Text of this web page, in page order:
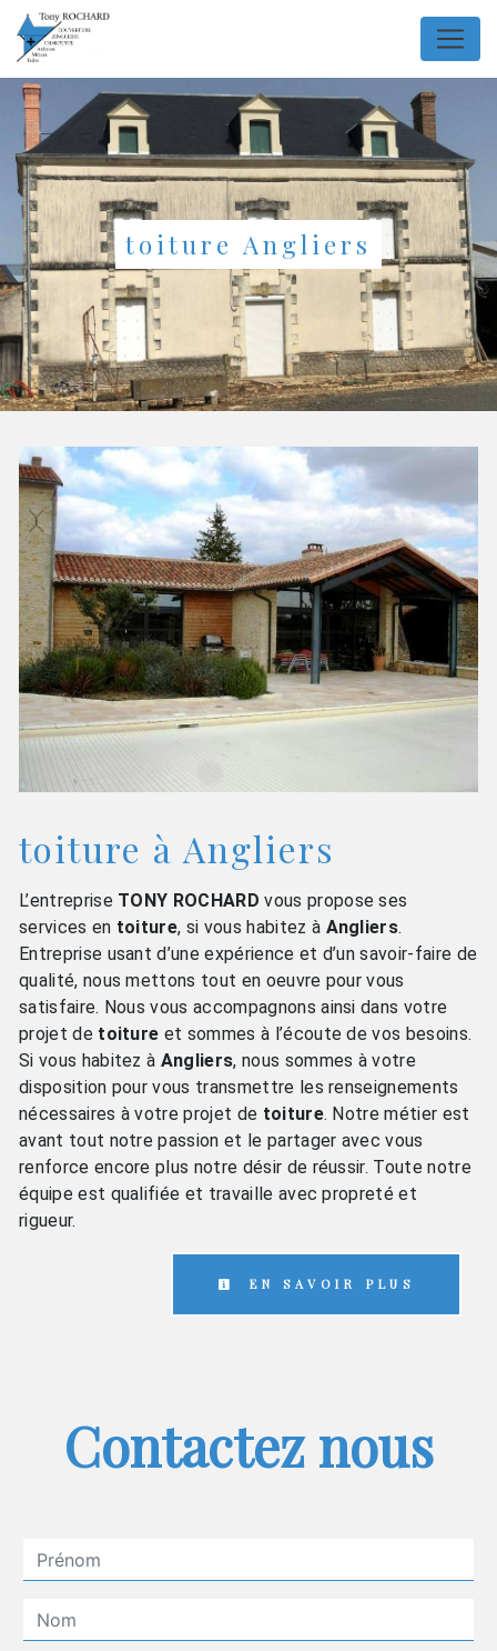
Panneau de gestion des cookies
toiture Angliers
toiture à Angliers
L’entreprise TONY ROCHARD vous propose ses
services en toiture, si vous habitez à Angliers.
Entreprise usant d’une expérience et d’un savoir-faire de
qualité, nous mettons tout en oeuvre pour vous
satisfaire. Nous vous accompagnons ainsi dans votre
projet de toiture et sommes à l’écoute de vos besoins.
Si vous habitez à Angliers, nous sommes à votre
disposition pour vous transmettre les renseignements
nécessaires à votre projet de toiture. Notre métier est
avant tout notre passion et le partager avec vous
renforce encore plus notre désir de réussir. Toute notre
équipe est qualifiée et travaille avec propreté et
rigueur.
EN SAVOIR PLUS
Contactez nous